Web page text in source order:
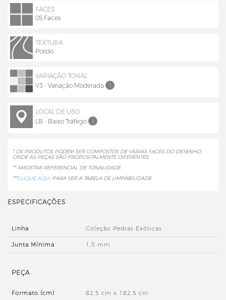
FACES
05 Faces
TEXTURA
Polido
VARIAÇÃO TONAL
V3 - Variação Moderada
i
LOCAL DE USO
LB - Baixo Tráfego
i
* OS PRODUTOS PODEM SER COMPOSTOS DE VÁRIAS FACES DO DESENHO,
ONDE AS PEÇAS SÃO PROPOSITALMENTE DIFERENTES.
** AMOSTRA REFERENCIAL DE TONALIDADE
***CLIQUE AQUIPARA VER A TABELA DE LIMPABILIDADE
ESPECIFICAÇÕES
Linha Coleção Pedras Exóticas
Junta Mínima 1,5 mm
PEÇA
Formato (cm) 82,5 cm x 182,5 cm